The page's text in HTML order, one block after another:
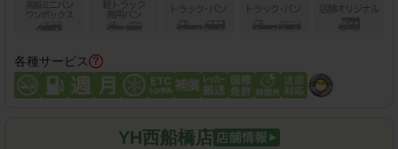
各種サービス
YH西船橋店